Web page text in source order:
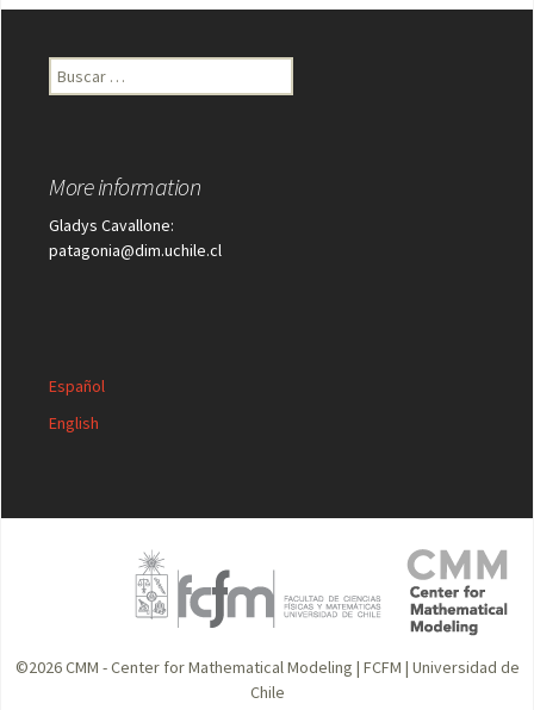
Buscar:
More information
Gladys Cavallone:
patagonia@dim.uchile.cl
Español
English
©2026CMM - Center for Mathematical Modeling | FCFM | Universidad de
Chile